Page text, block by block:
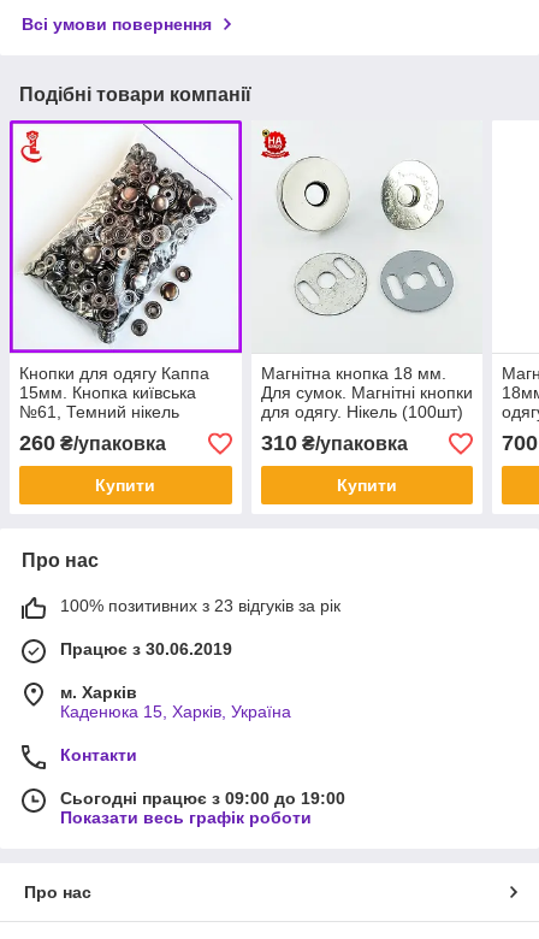
Всі умови повернення
Подібні товари компанії
Кнопки для одягу Каппа
15мм. Кнопка київська
№61, Темний нікель
260 ₴/упаковка
Купити
Магнітна кнопка 18 мм.
Для сумок. Магнітні кнопки
для одягу. Нікель (100шт)
310₴/упаковка
Купити
700
Про нас
100% позитивних з 23 відгуків за рік
Працює з 30.06.2019
м. Харків
Каденюка 15, Харків, Україна
Контакти
Сьогодні працює з 09:00 до 19:00
Показати весь графік роботи
Про нас